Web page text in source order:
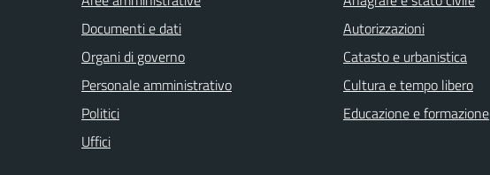
Documenti e dati
Organi di governo
Personale amministrativo
Politici
Uffici
Autorizzazioni
Catasto e urbanistica
Cultura e tempo libero
Educazione e formazione